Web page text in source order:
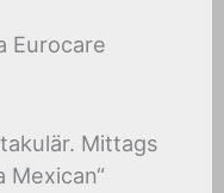
Eurocare
Mittags
Mexican“